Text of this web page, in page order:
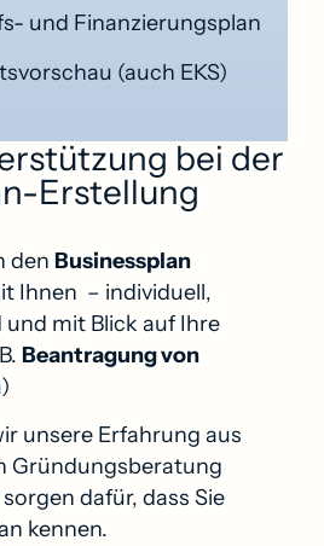
und Finanzierungsplan
(auch EKS)
bei der
Erstellung
den Businessplan
Ihnen – individuell,
mit Blick auf Ihre
Beantragung von
)
unsere Erfahrung aus
Gründungsberatung
dafür, dass Sie
kennen.